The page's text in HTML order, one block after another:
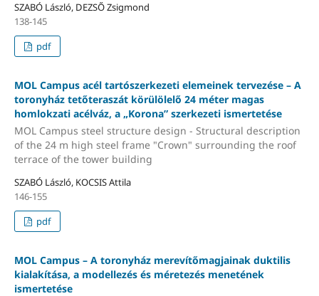
SZABÓ László, DEZSŐ Zsigmond
138-145
pdf
MOL Campus acél tartószerkezeti elemeinek tervezése – A
toronyház tetőteraszát körülölelő 24 méter magas
homlokzati acélváz, a „Korona” szerkezeti ismertetése
MOL Campus steel structure design - Structural description
of the 24 m high steel frame "Crown" surrounding the roof
terrace of the tower building
SZABÓ László, KOCSIS Attila
146-155
pdf
MOL Campus – A toronyház merevítőmagjainak duktilis
kialakítása, a modellezés és méretezés menetének
ismertetése